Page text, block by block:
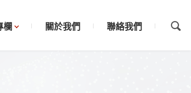
欄 關於我們 聯絡我們